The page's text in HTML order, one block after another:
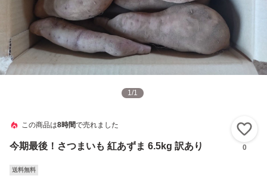
1/1
この商品は8時間で売れました
今期最後！さつまいも 紅あずま 6.5kg 訳あり 0
送料無料